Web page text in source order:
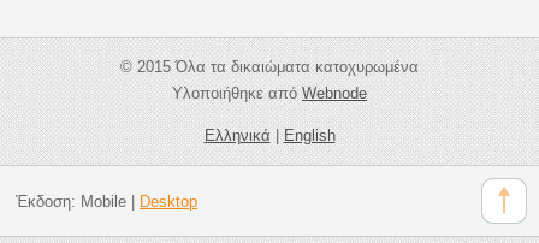
© 2015 Όλα τα δικαιώματα κατοχυρωμένα
Υλοποιήθηκε απόWebnode
Ελληνικά|English
Έκδοση: Mobile| Desktop